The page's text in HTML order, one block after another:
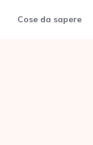
Cose da sapere